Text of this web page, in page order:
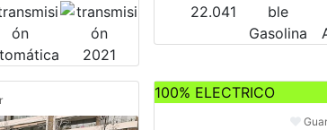
2021
22.041
Gasolina
100% ELECTRICO